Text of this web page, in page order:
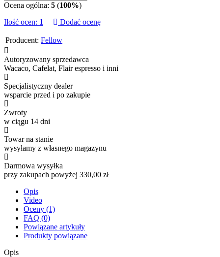
Ocena ogólna: 5 (100%)
Ilość ocen: 1 Dodać ocenę
Producent: Fellow
Autoryzowany sprzedawca
Wacaco, Cafelat, Flair espresso i inni
Specjalistyczny dealer
wsparcie przed i po zakupie
Zwroty
w ciągu 14 dni
Towar na stanie
wysyłamy z własnego magazynu
Darmowa wysyłka
przy zakupach powyżej 330,00 zł
Opis
Video
Oceny (1)
FAQ (0)
Powiązane artykuły
Produkty powiązane
Opis